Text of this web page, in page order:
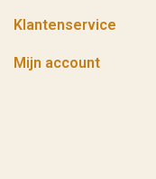
Klantenservice
Mijn account